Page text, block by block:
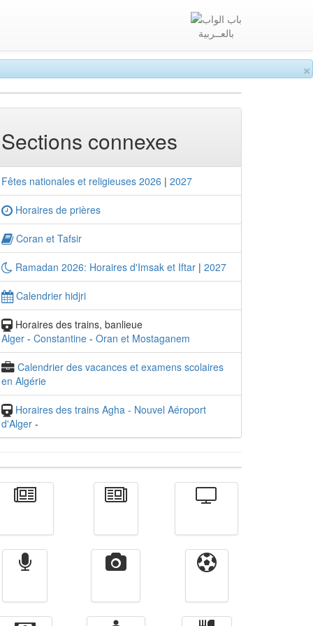
×
بالعــربية
Sections connexes
Fêtes nationales et religieuses 2026 | 2027
Horaires de prières
Coran et Tafsir
Ramadan 2026: Horaires d'Imsak et Iftar | 2027
Calendrier hidjri
Horaires des trains, banlieue
Alger - Constantine - Oran et Mostaganem
Calendrier des vacances et examens scolaires
en Algérie
Horaires des trains Agha - Nouvel Aéroport
d'Alger -